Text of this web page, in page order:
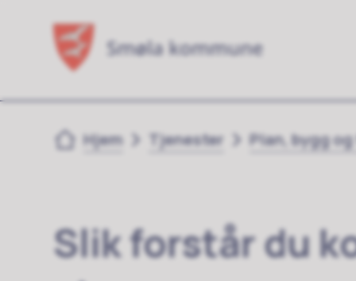
Du er her:
Hjem Tjenester Plan, bygg
Slik forstår du